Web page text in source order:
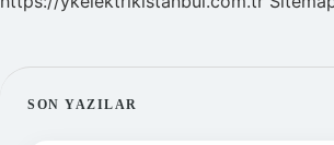
SIDEBAR
SON YAZILAR